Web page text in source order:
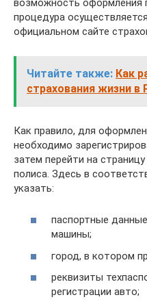
возможность оформления
процедура
официальном сайте
Читайте также: Как
страхования жизни в
Как правило, для
необходимо
затем перейти на
полиса. Здесь в
указать:
паспортные
машины;
город, в котором
реквизиты
регистрации авто;